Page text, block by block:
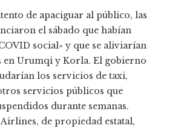
de apaciguar al público, las
el sábado que habían
social» y que se aliviarían
en Urumqi y Korla. El gobierno
los servicios de taxi,
servicios públicos que
durante semanas.
de propiedad estatal,